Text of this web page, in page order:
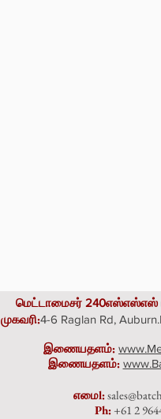
மெட்டாமைசர் 240எஸ்எஸ்எஸ்
முகவரி:4-6 Raglan Rd,
இணையதளம்:
இணையதளம்:
எமைl:
Ph:+61 2